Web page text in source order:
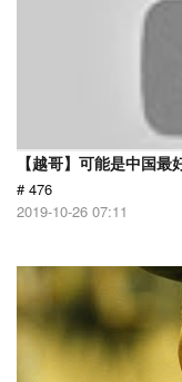
【越哥】可能是中国
# 476
2019-10-26 07:11